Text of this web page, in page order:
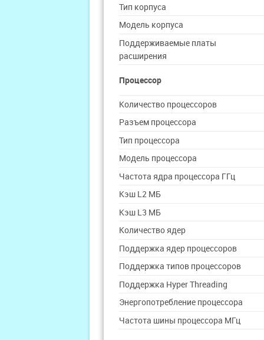
Тип корпуса
Модель корпуса
Поддерживаемые платы
расширения
Процессор
Количество процессоров
Разъем процессора
Тип процессора
Модель процессора
Частота ядра процессора ГГц
Кэш L2 МБ
Кэш L3 МБ
Количество ядер
Поддержка ядер процессоров
Поддержка типов процессоров
Поддержка Hyper Threading
Энергопотребление процессора
Частота шины процессора МГц